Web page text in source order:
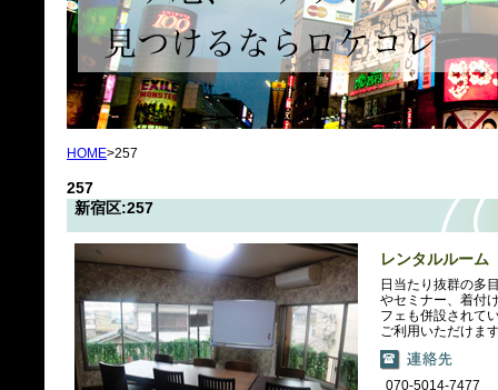
HOME>257
257
新宿区:257
レンタルルーム
日当たり抜群の多
やセミナー、着付
フェも併設されて
ご利用いただけま
070-5014-7477